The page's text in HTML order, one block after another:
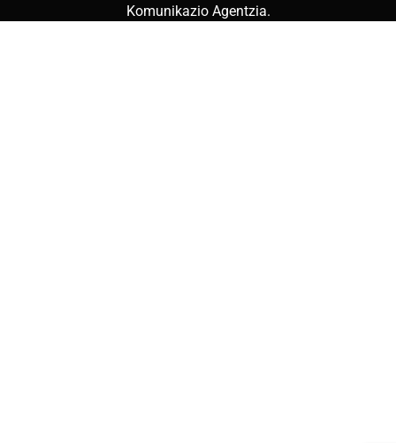
Komunikazio Agentzia.